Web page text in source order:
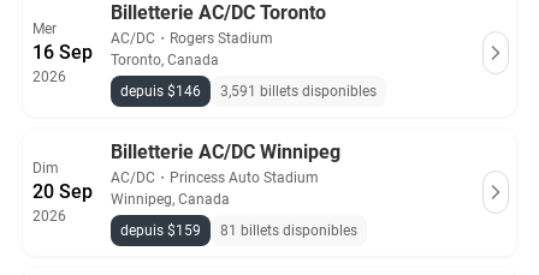
Mer
16 Sep
2026
Billetterie AC/DC Toronto
AC/DC ・ Rogers Stadium
Toronto, Canada
depuis $146
3,591 billets disponibles
Dim
20 Sep
2026
Billetterie AC/DC Winnipeg
AC/DC ・ Princess Auto Stadium
Winnipeg, Canada
depuis $159
81 billets disponibles